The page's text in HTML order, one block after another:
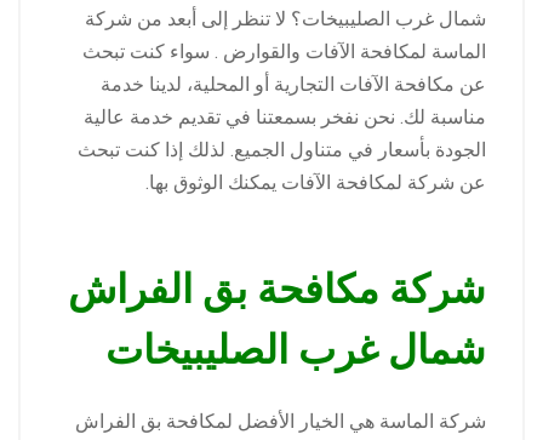
شمال غرب الصليبيخات؟ لا تنظر إلى أبعد من شركة
الماسة لمكافحة الآفات والقوارض . سواء كنت تبحث
عن مكافحة الآفات التجارية أو المحلية، لدينا خدمة
مناسبة لك. نحن نفخر بسمعتنا في تقديم خدمة عالية
الجودة بأسعار في متناول الجميع. لذلك إذا كنت تبحث
عن شركة لمكافحة الآفات يمكنك الوثوق بها.
شركة مكافحة بق الفراش
شمال غرب الصليبيخات
شركة الماسة هي الخيار الأفضل لمكافحة بق الفراش